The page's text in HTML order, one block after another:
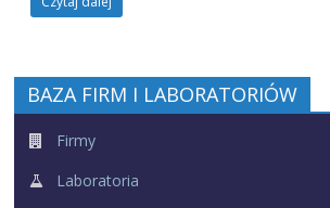
BAZA FIRM I LABORATORIÓW
Firmy
Laboratoria